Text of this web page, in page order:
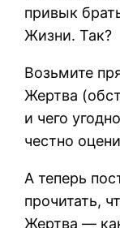
привык
Жизни. Так?
Возьмите
Жертва
и чего
честно
А теперь
прочитать,
Жертва —